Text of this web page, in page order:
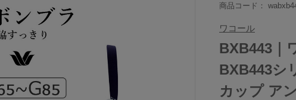
商品コード：
ワコール
BXB443｜
BXB443シ
カップ ア